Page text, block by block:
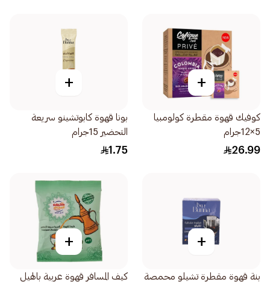
+
كوفيك قهوة مقطرة كولومبيا
5×12جرام
26.99
+
بونا قهوة كابوتشينو سريعة
التحضير 15جرام
1.75
+
بنة قهوة مقطرة تشيلو محمصة
+
كيف المسافر قهوة عربية بالهيل